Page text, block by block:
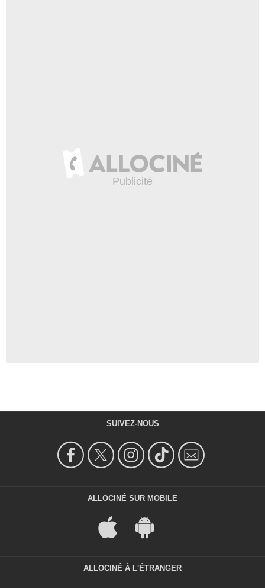
SUIVEZ-NOUS
ALLOCINÉ SUR MOBILE
ALLOCINÉ À L'ÉTRANGER